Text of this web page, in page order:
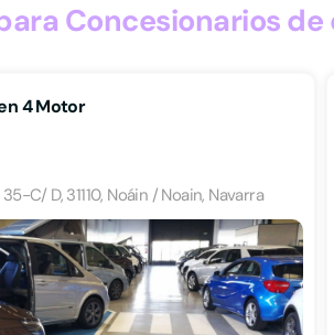
Concesionarios
4 Motor
C/ D, 31110, Noáin / Noain, Navarra